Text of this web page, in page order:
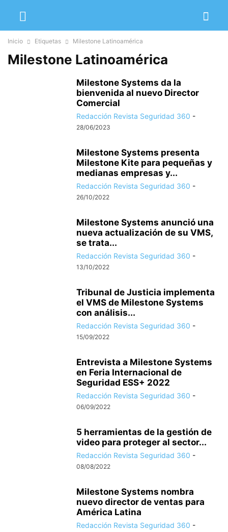
Inicio Etiquetas Milestone Latinoamérica
Milestone Latinoamérica
Milestone Systems da la
bienvenida al nuevo Director
Comercial
Redacción Revista Seguridad 360 -
28/06/2023
Milestone Systems presenta
Milestone Kite para pequeñas y
medianas empresas y...
Redacción Revista Seguridad 360 -
26/10/2022
Milestone Systems anunció una
nueva actualización de su VMS,
se trata...
Redacción Revista Seguridad 360 -
13/10/2022
Tribunal de Justicia implementa
el VMS de Milestone Systems
con análisis...
Redacción Revista Seguridad 360 -
15/09/2022
Entrevista a Milestone Systems
en Feria Internacional de
Seguridad ESS+ 2022
Redacción Revista Seguridad 360 -
06/09/2022
5 herramientas de la gestión de
video para proteger al sector...
Redacción Revista Seguridad 360 -
08/08/2022
Milestone Systems nombra
nuevo director de ventas para
América Latina
Redacción Revista Seguridad 360 -